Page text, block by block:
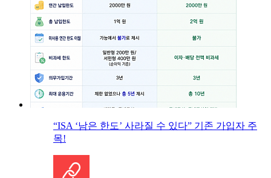
“ISA ‘남은 한도’ 사라질 수 있다” 기존 가입자 주
목!